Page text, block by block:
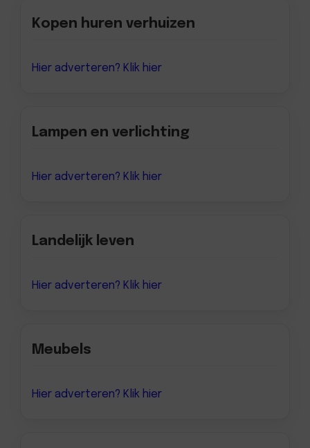
Kopen huren verhuizen
Hier adverteren? Klik hier
Lampen en verlichting
Hier adverteren? Klik hier
Landelijk leven
Hier adverteren? Klik hier
Meubels
Hier adverteren? Klik hier